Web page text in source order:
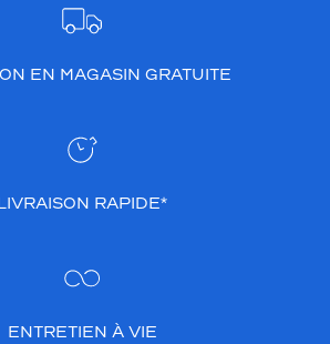
EN MAGASIN GRATUITE
RAPIDE*
ENTRETIEN À VIE